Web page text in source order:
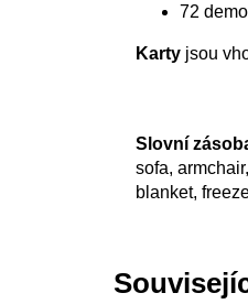
72
Karty jsou
Slovní
sofa,
blanket,